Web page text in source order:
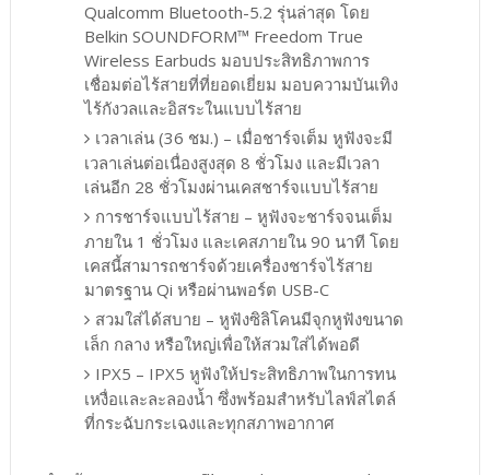
Qualcomm Bluetooth-5.2 รุ่นล่าสุด โดย
Belkin SOUNDFORM™ Freedom True
Wireless Earbuds มอบประสิทธิภาพการ
เชื่อมต่อไร้สายที่ที่ยอดเยี่ยม มอบความบันเทิง
ไร้กังวลและอิสระในแบบไร้สาย
เวลาเล่น (36 ชม.) – เมื่อชาร์จเต็ม หูฟังจะมี
เวลาเล่นต่อเนื่องสูงสุด 8 ชั่วโมง และมีเวลา
เล่นอีก 28 ชั่วโมงผ่านเคสชาร์จแบบไร้สาย
การชาร์จแบบไร้สาย – หูฟังจะชาร์จจนเต็ม
ภายใน 1 ชั่วโมง และเคสภายใน 90 นาที โดย
เคสนี้สามารถชาร์จด้วยเครื่องชาร์จไร้สาย
มาตรฐาน Qi หรือผ่านพอร์ต USB-C
สวมใส่ได้สบาย – หูฟังซิลิโคนมีจุกหูฟังขนาด
เล็ก กลาง หรือใหญ่เพื่อให้สวมใส่ได้พอดี
IPX5 – IPX5 หูฟังให้ประสิทธิภาพในการทน
เหงื่อและละลองน้ำ ซึ่งพร้อมสำหรับไลฟ์สไตล์
ที่กระฉับกระเฉงและทุกสภาพอากาศ